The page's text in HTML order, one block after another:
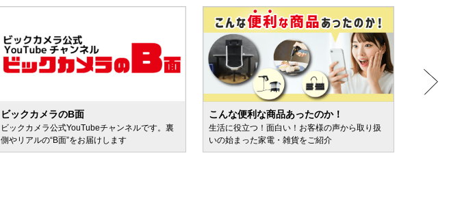
ビックカメラのB面
ビックカメラ公式YouTubeチャンネルです。裏
側やリアルの“B面”をお届けします
こんな便利な商品あったのか！
生活に役立つ！面白い！お客様の声から取り扱
いの始まった家電・雑貨をご紹介